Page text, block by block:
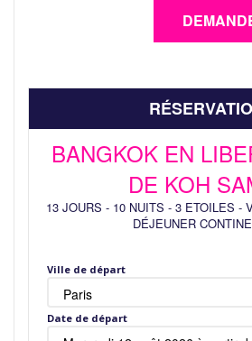
BANGKOK EN
DE KOH
13 JOURS - 10 NUITS - 3 ETOILES -
DÉJEUNER
Ville de départ
Date de départ